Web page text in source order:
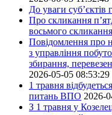
До уваги
Про скликання
восьмого скликання
Повідомлення про
з управління
збирання,
2026-05-05 08:53:29
1 травня
питань ВПО 2026-
З 1 травня у